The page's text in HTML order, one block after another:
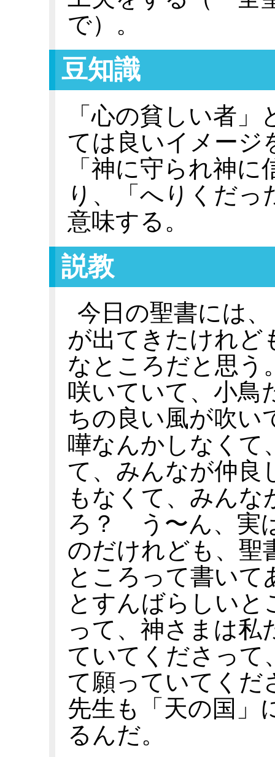
で）。
豆知識
「心の貧しい者
ては良いイメージ
「神に守られ神
り、「へりくだっ
意味する。
説教
今日の聖書には
が出てきたけれど
なところだと思
咲いていて、小鳥
ちの良い風が吹
嘩なんかしなくて
て、みんなが仲
もなくて、みん
ろ？ う〜ん、実
のだけれども、聖
ところって書いて
とすんばらしい
って、神さまは私
ていてくださって
て願っていてくだ
先生も「天の国」
るんだ。